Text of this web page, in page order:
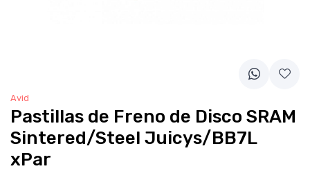
Avid
Pastillas de Freno de Disco SRAM
Sintered/Steel Juicys/BB7L
xPar